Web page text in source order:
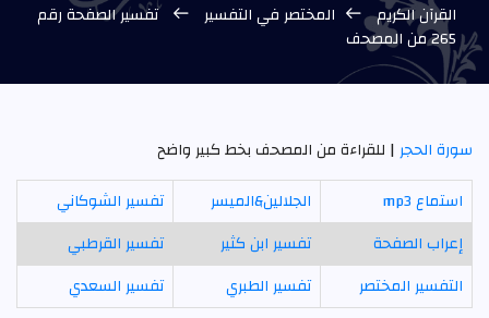
القرآن الكريم المختصر في التفسير
تفسير الصفحة رقم
265 من المصحف
سورة الحجر| للقراءة من المصحف بخط كبير واضح
استماع mp3
الجلالين&الميسر
تفسير الشوكاني
إعراب الصفحة
تفسير ابن كثير
تفسير القرطبي
التفسير المختصر
تفسير الطبري تفسير السعدي